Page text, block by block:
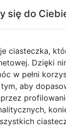
były
Lumos,
walki z siłami
stała
Harry Potter
się do
ciasteczka,
Dzięki
w pełni
aby